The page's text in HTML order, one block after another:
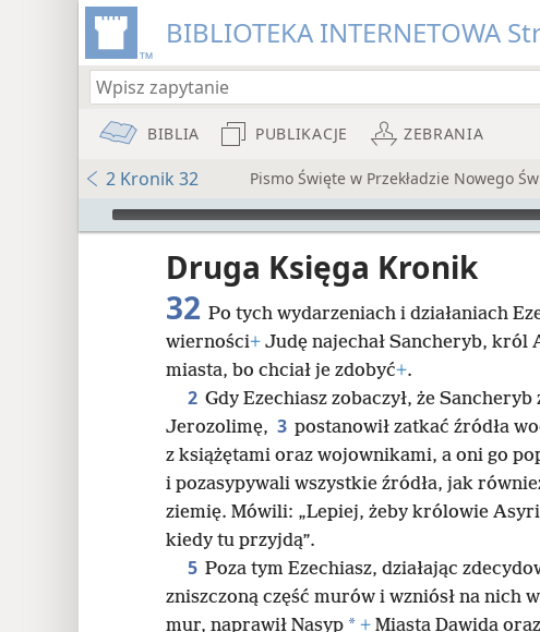
BIBLIOTEKA INTERNETOWA
BIBLIA PUBLIKACJE ZEBRANIA
2 Kronik 32 Pismo Święte w Przekładzie Nowego
Audio Player
Druga Księga Kronik
32 Po tych wydarzeniach i działaniach
wierności+ Judę najechał Sancheryb, król
miasta, bo chciał je zdobyć+.
2 Gdy Ezechiasz zobaczył, że
Jerozolimę, 3 postanowił zatkać źródła
z książętami oraz wojownikami, a oni go
i pozasypywali wszystkie źródła, jak
ziemię. Mówili: „Lepiej, żeby królowie
kiedy tu przyjdą”.
5 Poza tym Ezechiasz, działając
zniszczoną część murów i wzniósł na nich
mur, naprawił Nasyp * + Miasta Dawida